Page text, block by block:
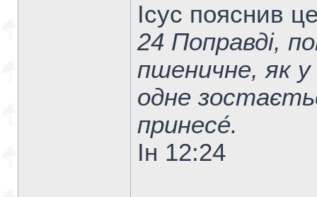
Ісус пояснив
24 Поправді,
пшеничне, як
одне
принесе́.
Ін 12:24